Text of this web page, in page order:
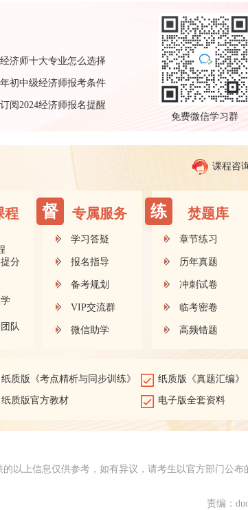
济师十大专业怎么选择
年初中级经济师报考条件
阅2024经济师报名提醒
免费微信学习群
课程咨
程
分
队
督 专属服务
学习答疑
报名指导
备考规划
VIP交流群
微信助学
练 焚题库
章节练习
历年真题
冲刺试卷
临考密卷
高频错题
纸质版《考点精析与同步训练》 纸质版《真题汇编》
纸质版官方教材 电子版全套资料
以上信息仅供参考，如有异议，请考生以官方部门公布
责编：